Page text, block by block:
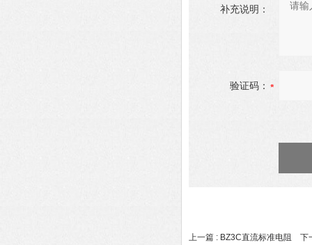
补充说明：
验证码：
上一篇 : BZ3C直流标准电阻 下